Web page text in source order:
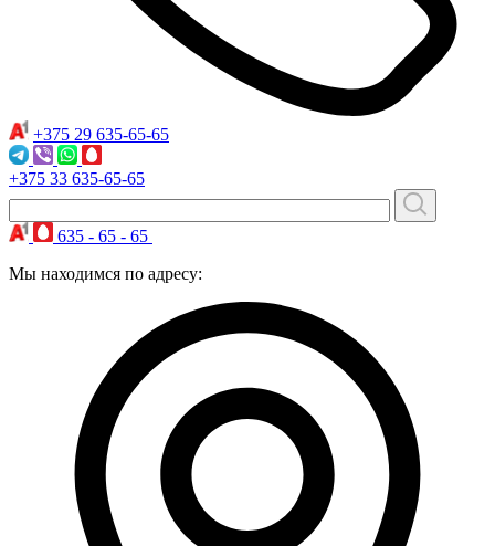
+375 29 635-65-65
+375 33 635-65-65
635 - 65 - 65
Мы находимся по адресу: